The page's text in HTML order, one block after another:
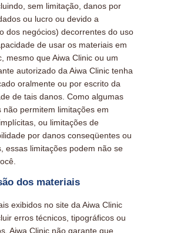
sem limitação, danos por
ou lucro ou devido a
dos negócios) decorrentes do uso
de usar os materiais em
mesmo que Aiwa Clinic ou um
autorizado da Aiwa Clinic tenha
oralmente ou por escrito da
de tais danos. Como algumas
não permitem limitações em
ou limitações de
por danos conseqüentes ou
essas limitações podem não se
dos materiais
exibidos no site da Aiwa Clinic
erros técnicos, tipográficos ou
Aiwa Clinic não garante que